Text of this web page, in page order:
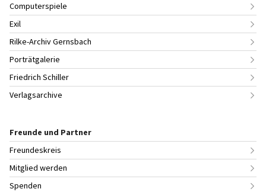
Computerspiele
Exil
Rilke-Archiv Gernsbach
Porträtgalerie
Friedrich Schiller
Verlagsarchive
Freunde und Partner
Freundeskreis
Mitglied werden
Spenden